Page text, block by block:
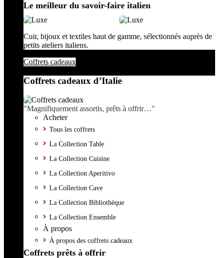
Le meilleur du savoir-faire italien
Cuir, bijoux et textiles haut de gamme, sélectionnés auprès de
petits ateliers italiens.
Coffrets cadeaux
Coffrets cadeaux d’Italie
"Magnifiquement assortis, prêts à offrir…"
Acheter
Tous les coffrets
La Collection Table
La Collection Cuisine
La Collection Aperitivo
La Collection Cave
La Collection Bibliothèque
La Collection Ensemble
À propos
À propos des coffrets cadeaux
Coffrets prêts à offrir